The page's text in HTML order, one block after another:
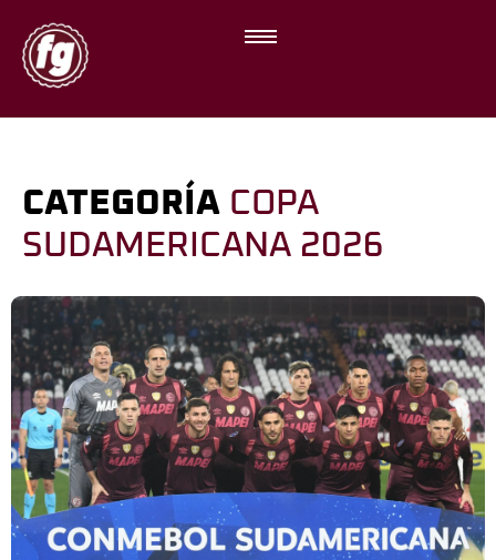
CATEGORÍA COPA
SUDAMERICANA 2026